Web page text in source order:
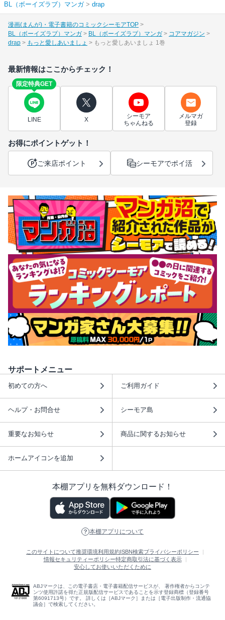
BL（ボーイズラブ）マンガ> drap
漫画(まんが)・電子書籍のコミックシーモアTOP
BL（ボーイズラブ）マンガ
BL（ボーイズラブ）マンガ
コアマガジン
drap
もっと愛しあいましょ もっと愛しあいましょ 1巻
最新情報はここからチェック！
限定特典GET
LINE X
シーモア
ちゃんねる
メルマガ
登録
お得にポイントゲット！
ご来店ポイント シーモアでポイ活
サポートメニュー
初めての方へ ご利用ガイド
ヘルプ・お問合せ シーモア島
重要なお知らせ 商品に関するお知らせ
ホームアイコンを追加
本棚アプリを無料ダウンロード！
本棚アプリについて
このサイトについて推奨環境利用規約 ISBN検索プライバシーポリシー
情報セキュリティーポリシー特定商取引法に基づく表示
安心してお使いいただくために
ABJマークは、この電子書店・電子書籍配信サービスが、 著作権者からコンテ
ンツ使用許諾を得た正規版配信サービスであることを示す登録商標（登録番号
第6091713号）です。 詳しくは［ABJマーク］または［電子出版制作・流通協
議会］で検索してください。